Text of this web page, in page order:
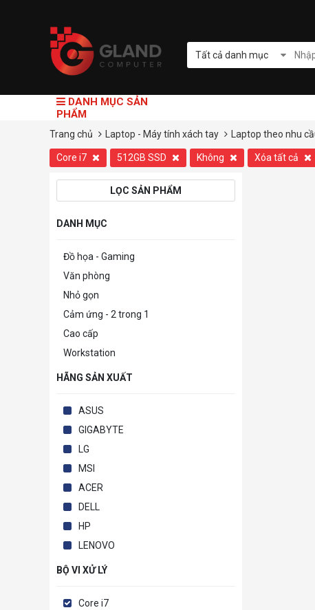
Tất cả danh mục
DANH MỤC SẢN
PHẨM
Trang chủ Laptop - Máy tính xách tay Laptop theo nhu
Core i7 512GB SSD Không Xóa tất cả
LỌC SẢN PHẨM
DANH MỤC
Đồ họa - Gaming
Văn phòng
Nhỏ gọn
Cảm ứng - 2 trong 1
Cao cấp
Workstation
HÃNG SẢN XUẤT
ASUS
GIGABYTE
LG
MSI
ACER
DELL
HP
LENOVO
BỘ VI XỬ LÝ
Core i7